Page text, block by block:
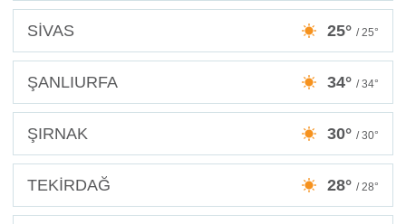
SİVAS 25° / 25°
ŞANLIURFA 34° / 34°
ŞIRNAK 30° / 30°
TEKİRDAĞ 28° / 28°